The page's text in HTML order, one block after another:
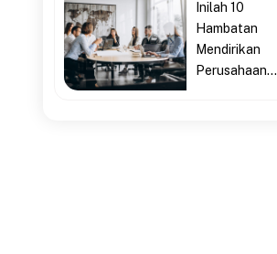
Inilah 10
Hambatan
Mendirikan
Perusahaan...